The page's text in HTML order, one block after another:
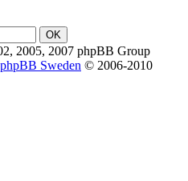
2005, 2007 phpBB Group
Sweden © 2006-2010